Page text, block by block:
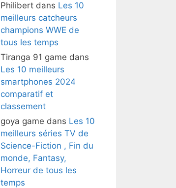
Philibert dans Les 10
meilleurs catcheurs
champions WWE de
tous les temps
Tiranga 91 game dans
Les 10 meilleurs
smartphones 2024
comparatif et
classement
goya game dans Les 10
meilleurs séries TV de
Science-Fiction , Fin du
monde, Fantasy,
Horreur de tous les
temps